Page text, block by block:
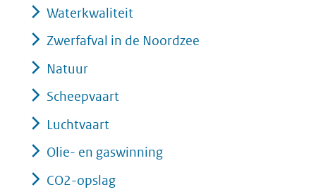
Waterkwaliteit
Zwerfafval in de Noordzee
Natuur
Scheepvaart
Luchtvaart
Olie- en gaswinning
CO2-opslag